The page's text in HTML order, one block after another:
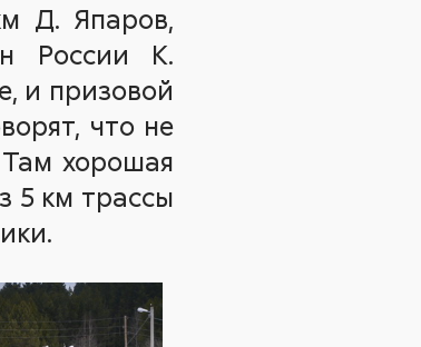
Д. Япаров,
России К.
и призовой
что не
хорошая
5 км трассы